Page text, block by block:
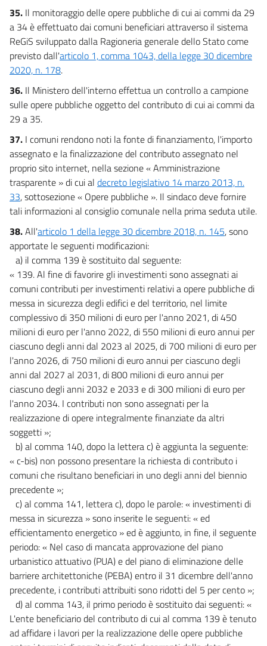
35. Il monitoraggio delle opere pubbliche di cui ai commi da 29
a 34 è effettuato dai comuni beneficiari attraverso il sistema
ReGiS sviluppato dalla Ragioneria generale dello Stato come
previsto dall'articolo 1, comma 1043, della legge 30 dicembre
2020, n. 178.
36. Il Ministero dell'interno effettua un controllo a campione
sulle opere pubbliche oggetto del contributo di cui ai commi da
29 a 35.
37. I comuni rendono noti la fonte di finanziamento, l'importo
assegnato e la finalizzazione del contributo assegnato nel
proprio sito internet, nella sezione « Amministrazione
trasparente » di cui al decreto legislativo 14 marzo 2013, n.
33, sottosezione « Opere pubbliche ». Il sindaco deve fornire
tali informazioni al consiglio comunale nella prima seduta utile.
38.All'articolo 1 della legge 30 dicembre 2018, n. 145, sono
apportate le seguenti modificazioni:
a) il comma 139 è sostituito dal seguente:
« 139. Al fine di favorire gli investimenti sono assegnati ai
comuni contributi per investimenti relativi a opere pubbliche di
messa in sicurezza degli edifici e del territorio, nel limite
complessivo di 350 milioni di euro per l'anno 2021, di 450
milioni di euro per l'anno 2022, di 550 milioni di euro annui per
ciascuno degli anni dal 2023 al 2025, di 700 milioni di euro per
l'anno 2026, di 750 milioni di euro annui per ciascuno degli
anni dal 2027 al 2031, di 800 milioni di euro annui per
ciascuno degli anni 2032 e 2033 e di 300 milioni di euro per
l'anno 2034. I contributi non sono assegnati per la
realizzazione di opere integralmente finanziate da altri
soggetti »;
b) al comma 140, dopo la lettera c) è aggiunta la seguente:
« c-bis) non possono presentare la richiesta di contributo i
comuni che risultano beneficiari in uno degli anni del biennio
precedente »;
c) al comma 141, lettera c), dopo le parole: « investimenti di
messa in sicurezza » sono inserite le seguenti: « ed
efficientamento energetico » ed è aggiunto, in fine, il seguente
periodo: « Nel caso di mancata approvazione del piano
urbanistico attuativo (PUA) e del piano di eliminazione delle
barriere architettoniche (PEBA) entro il 31 dicembre dell'anno
precedente, i contributi attribuiti sono ridotti del 5 per cento »;
d) al comma 143, il primo periodo è sostituito dai seguenti: «
L'ente beneficiario del contributo di cui al comma 139 è tenuto
ad affidare i lavori per la realizzazione delle opere pubbliche